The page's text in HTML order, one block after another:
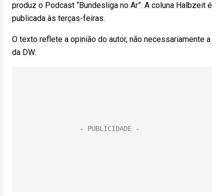
produz o Podcast “Bundesliga no Ar”. A coluna Halbzeit é
publicada às terças-feiras.
O texto reflete a opinião do autor, não necessariamente a
da DW.